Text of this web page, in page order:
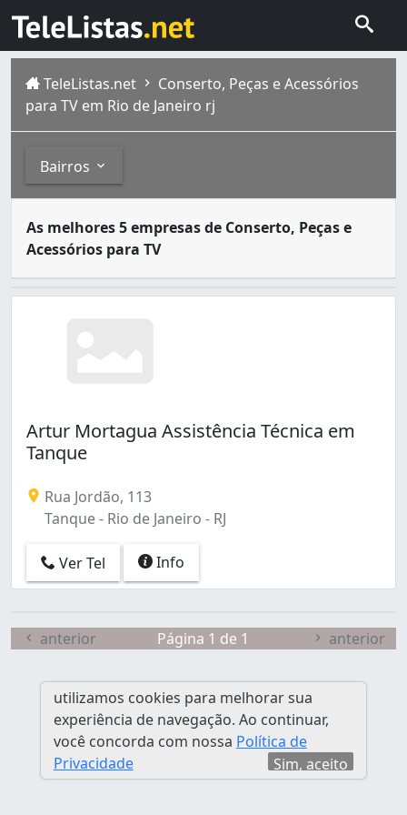
TeleListas.net
Conserto, Peças e Acessórios
para TV em Rio de Janeiro rj
Bairros
Anchieta (1)
Cascadura (2)
Catete (1)
Centro (2)
Cidade de Deus (3)
Copacabana (5)
Cosmos (1)
Curicica (1)
Encantado (1)
Engenho de Dentro (2)
Gávea (2)
Ipanema (1)
Maracanã (2)
Maria da Graça (1)
As melhores 5 empresas de Conserto, Peças e
Acessórios para TV
A cidade do Rio de Janeiro capital do estado
Artur Mortagua Assistência Técnica em
Tanque
Rua Jordão, 113
Tanque - Rio de Janeiro - RJ
Ver Tel Info
anterior Página 1 de 1 anterior
utilizamos cookies para melhorar sua
experiência de navegação. Ao continuar,
você concorda com nossa Política de
Privacidade
Sim, aceito